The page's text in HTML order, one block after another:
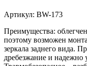
Артикул: BW-173
Преимущества:
поэтому возможен
зеркала заднего вида.
дребезжание и надежно